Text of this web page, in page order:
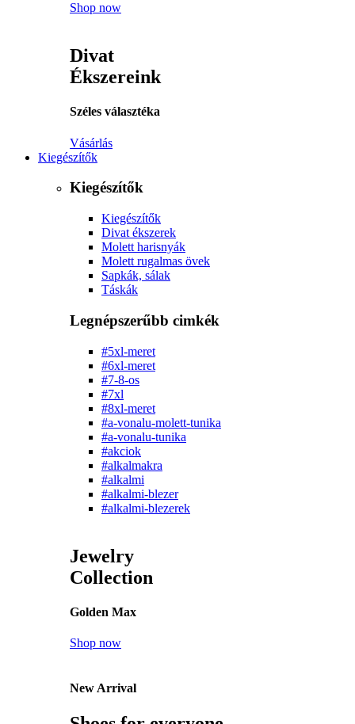
Shop now
Divat
Ékszereink
Széles választéka
Vásárlás
Kiegészítők
Kiegészítők
Kiegészítők
Divat ékszerek
Molett harisnyák
Molett rugalmas övek
Sapkák, sálak
Táskák
Legnépszerűbb cimkék
#5xl-meret
#6xl-meret
#7-8-os
#7xl
#8xl-meret
#a-vonalu-molett-tunika
#a-vonalu-tunika
#akciok
#alkalmakra
#alkalmi
#alkalmi-blezer
#alkalmi-blezerek
Jewelry
Collection
Golden Max
Shop now
New Arrival